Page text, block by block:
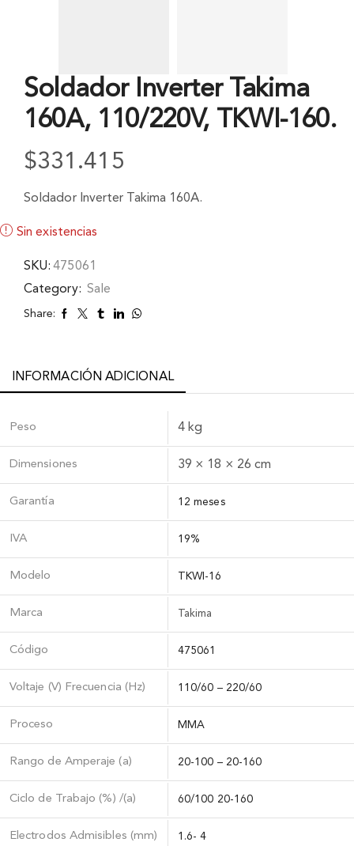
Soldador Inverter Takima
160A, 110/220V, TKWI-160.
$331.415
Soldador Inverter Takima 160A.
Sin existencias
SKU: 475061
Category: Sale
Share:
INFORMACIÓN ADICIONAL
Peso 4 kg
Dimensiones 39 × 18 × 26 cm
Garantía 12 meses
IVA 19%
Modelo TKWI-16
Marca Takima
Código 475061
Voltaje (V) Frecuencia (Hz) 110/60 – 220/60
Proceso MMA
Rango de Amperaje (a) 20-100 – 20-160
Ciclo de Trabajo (%) /(a) 60/100 20-160
Electrodos Admisibles (mm) 1.6- 4